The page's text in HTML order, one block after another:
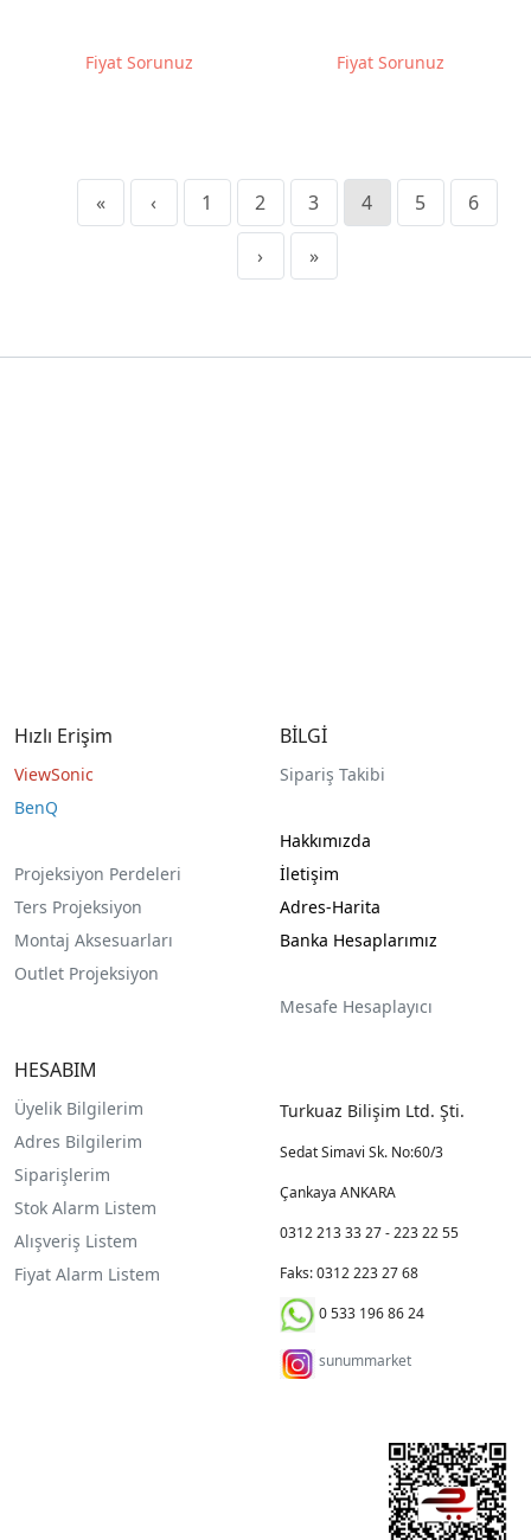
Fiyat Sorunuz
Fiyat Sorunuz
« ‹ 1 2 3 4 5 6
› »
Hızlı Erişim
ViewSonic
BenQ
Projeksiyon Perdeleri
Ters Projeksiyon
Montaj Aksesuarları
Outlet Projeksiyon
BİLGİ
Sipariş Takibi
Hakkımızda
İletişim
Adres-Harita
Banka Hesaplarımız
Mesafe Hesaplayıcı
HESABIM
Üyelik Bilgilerim
Adres Bilgilerim
Siparişlerim
Stok Alarm Listem
Alışveriş Listem
Fiyat Alarm Listem
Turkuaz Bilişim Ltd. Şti.
Sedat Simavi Sk. No:60/3
Çankaya ANKARA
0312 213 33 27 - 223 22 55
Faks: 0312 223 27 68
0 533 196 86 24
sunummarket